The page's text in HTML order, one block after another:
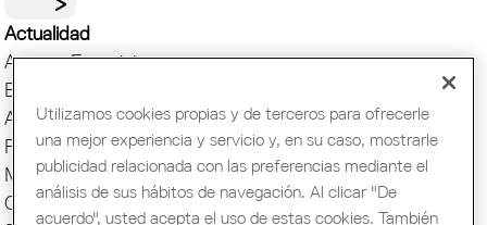
Actualidad
Actos y Exposiciones
Biblioteca
Archivo histórico
Publicaciones
Muestras de Arquitectura
Oficina del Paisaje
Utilizamos cookies propias y de terceros para ofrecerle
una mejor experiencia y servicio y, en su caso, mostrarle
publicidad relacionada con las preferencias mediante el
análisis de sus hábitos de navegación. Al clicar "De
acuerdo", usted acepta el uso de estas cookies. También